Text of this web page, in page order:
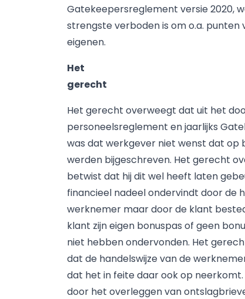
Gatekeepersreglement versie 2020,
strengste verboden is om o.a.
eigenen.
Het
gerecht
Het gerecht overweegt dat uit het
personeelsreglement en jaarlijks
was dat werkgever niet wenst dat
werden bijgeschreven. Het gerecht
betwist dat hij dit wel heeft laten
financieel nadeel ondervindt door de
werknemer maar door de klant
klant zijn eigen bonuspas of geen
niet hebben ondervonden. Het
dat de handelswijze van de
dat het in feite daar ook op
door het overleggen van